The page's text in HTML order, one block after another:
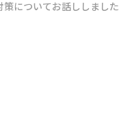
についてお話ししまし